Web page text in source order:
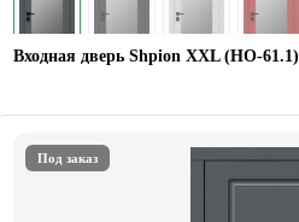
Входная дверь Shpion XXL (НО-61.1)
Под заказ